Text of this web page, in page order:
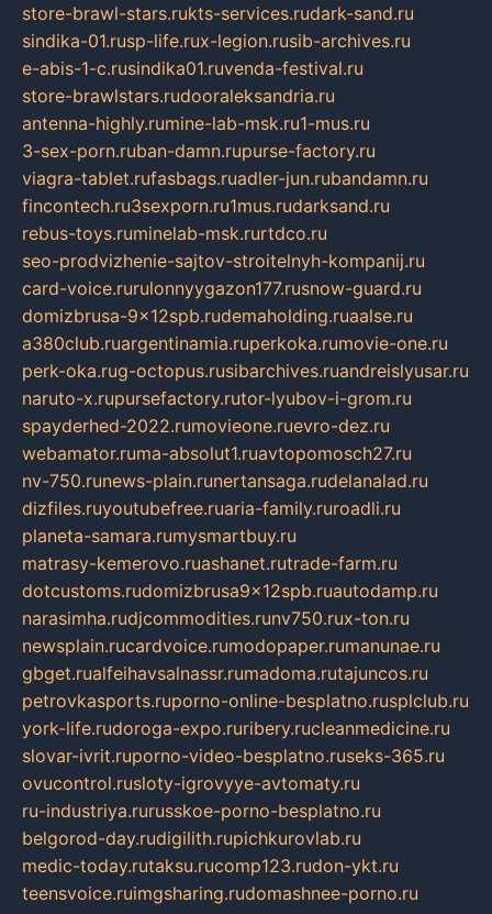
store-brawl-stars.rukts-services.rudark-sand.ru
sindika-01.rusp-life.rux-legion.rusib-archives.ru
e-abis-1-c.rusindika01.ruvenda-festival.ru
store-brawlstars.rudooraleksandria.ru
antenna-highly.rumine-lab-msk.ru1-mus.ru
3-sex-porn.ruban-damn.rupurse-factory.ru
viagra-tablet.rufasbags.ruadler-jun.rubandamn.ru
fincontech.ru3sexporn.ru1mus.rudarksand.ru
rebus-toys.ruminelab-msk.rurtdco.ru
seo-prodvizhenie-sajtov-stroitelnyh-kompanij.ru
card-voice.rurulonnyygazon177.rusnow-guard.ru
domizbrusa-9x12spb.rudemaholding.ruaalse.ru
a380club.ruargentinamia.ruperkoka.rumovie-one.ru
perk-oka.rug-octopus.rusibarchives.ruandreislyusar.ru
naruto-x.rupursefactory.rutor-lyubov-i-grom.ru
spayderhed-2022.rumovieone.ruevro-dez.ru
webamator.ruma-absolut1.ruavtopomosch27.ru
nv-750.runews-plain.runertansaga.rudelanalad.ru
dizfiles.ruyoutubefree.ruaria-family.ruroadli.ru
planeta-samara.rumysmartbuy.ru
matrasy-kemerovo.ruashanet.rutrade-farm.ru
dotcustoms.rudomizbrusa9x12spb.ruautodamp.ru
narasimha.rudjcommodities.runv750.rux-ton.ru
newsplain.rucardvoice.rumodopaper.rumanunae.ru
gbget.rualfeihavsalnassr.rumadoma.rutajuncos.ru
petrovkasports.ruporno-online-besplatno.rusplclub.ru
york-life.rudoroga-expo.ruribery.rucleanmedicine.ru
slovar-ivrit.ruporno-video-besplatno.ruseks-365.ru
ovucontrol.rusloty-igrovyye-avtomaty.ru
ru-industriya.rurusskoe-porno-besplatno.ru
belgorod-day.rudigilith.rupichkurovlab.ru
medic-today.rutaksu.rucomp123.rudon-ykt.ru
teensvoice.ruimgsharing.rudomashnee-porno.ru